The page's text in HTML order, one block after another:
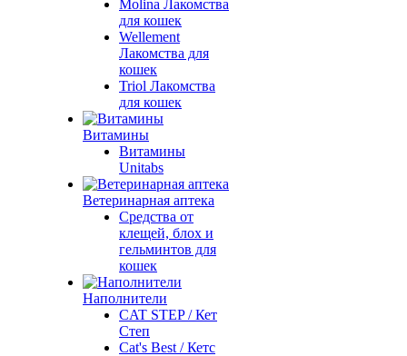
Molina Лакомства
для кошек
Wellement
Лакомства для
кошек
Triol Лакомства
для кошек
Витамины
Витамины
Unitabs
Ветеринарная аптека
Средства от
клещей, блох и
гельминтов для
кошек
Наполнители
CAT STEP / Кет
Степ
Cat's Best / Кетс